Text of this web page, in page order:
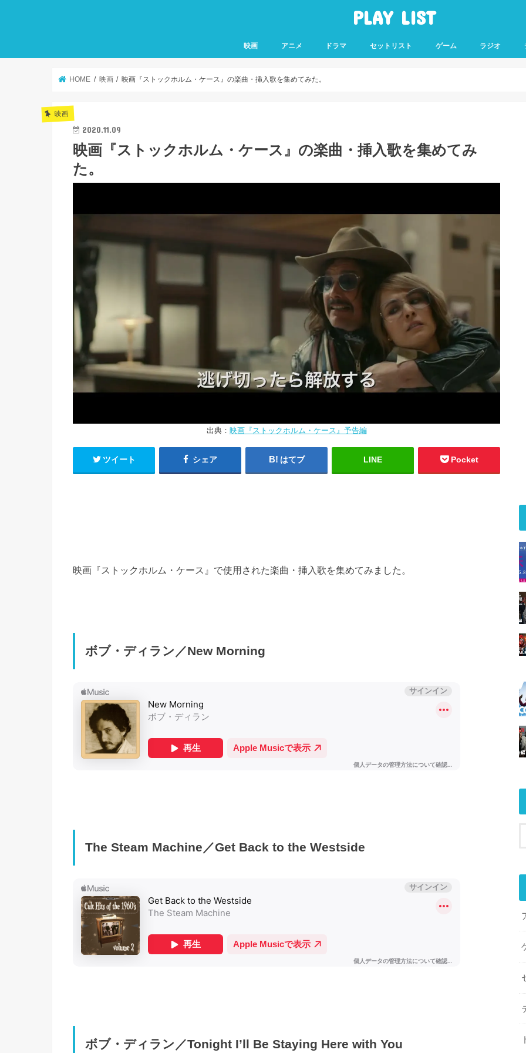
PLAY LIST
映画 アニメ ドラマ セットリスト ゲーム ラジオ
HOME 映画 映画『ストックホルム・ケース』の楽曲・挿入歌を集めてみた。
映画
2020.11.09
映画『ストックホルム・ケース』の楽曲・挿入歌を集めてみ
た。
出典： 映画『ストックホルム・ケース』予告編
ツイート シェア はてブ LINE Pocket
映画『ストックホルム・ケース』で使用された楽曲・挿入歌を集めてみました。
ボブ・ディラン／New Morning
The Steam Machine／Get Back to the Westside
ボブ・ディラン／Tonight I’ll Be Staying Here with You